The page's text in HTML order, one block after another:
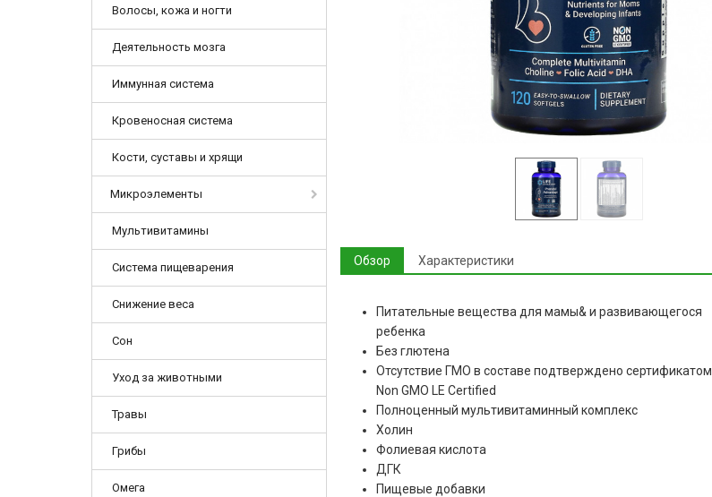
Волосы, кожа и ногти
Деятельность мозга
Иммунная система
Кровеносная система
Кости, суставы и хрящи
Микроэлементы
Мультивитамины
Система пищеварения
Снижение веса
Сон
Уход за животными
Травы
Грибы
Омега
Обзор Характеристики
Питательные вещества для мамы& и развивающегося
ребенка
Без глютена
Отсутствие ГМО в составе подтверждено сертификатом
Non GMO LE Certified
Полноценный мультивитаминный комплекс
Холин
Фолиевая кислота
ДГК
Пищевые добавки